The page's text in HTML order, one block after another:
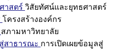
าสตร์ วิสัยทัศน์และยุทธศาสตร์
โครงสร้างองค์กร
สภามหาวิทยาลัย
สาธารณะ การเปิดเผยข้อมูลสู่